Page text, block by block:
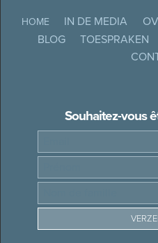
HOME IN DE MEDIA
BLOG
TOESPRAKEN
Souhaitez-vous